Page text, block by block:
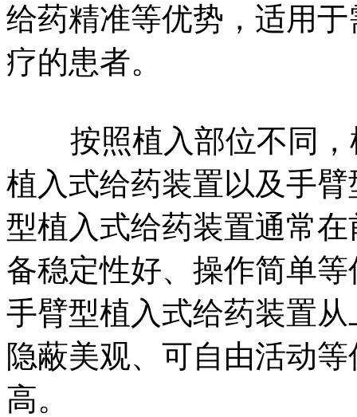
给药精准等优势，适用
疗的患者。
按照植入部位不同，
植入式给药装置以及手
型植入式给药装置通常
备稳定性好、操作简单
手臂型植入式给药装置
隐蔽美观、可自由活动
高。